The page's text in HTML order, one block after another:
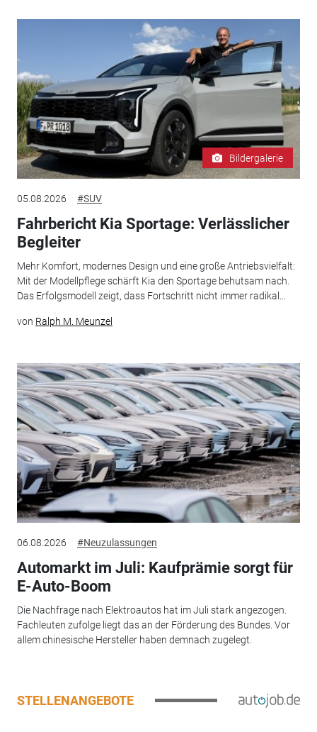
Bildergalerie
05.08.2026 #SUV
Fahrbericht Kia Sportage: Verlässlicher
Begleiter
Mehr Komfort, modernes Design und eine große Antriebsvielfalt:
Mit der Modellpflege schärft Kia den Sportage behutsam nach.
Das Erfolgsmodell zeigt, dass Fortschritt nicht immer radikal...
von Ralph M. Meunzel
06.08.2026 #Neuzulassungen
Automarkt im Juli: Kaufprämie sorgt für
E-Auto-Boom
Die Nachfrage nach Elektroautos hat im Juli stark angezogen.
Fachleuten zufolge liegt das an der Förderung des Bundes. Vor
allem chinesische Hersteller haben demnach zugelegt.
STELLENANGEBOTE